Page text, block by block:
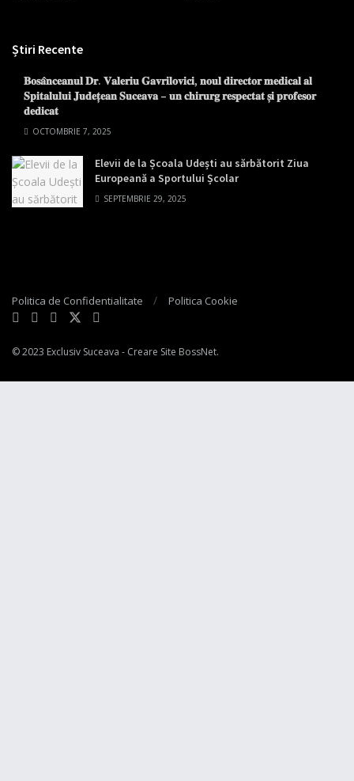
Știri Recente
𝐁𝐨𝐬𝐚̂𝐧𝐜𝐞𝐚𝐧𝐮𝐥 𝐃𝐫. 𝐕𝐚𝐥𝐞𝐫𝐢𝐮 𝐆𝐚𝐯𝐫𝐢𝐥𝐨𝐯𝐢𝐜𝐢, 𝐧𝐨𝐮𝐥 𝐝𝐢𝐫𝐞𝐜𝐭𝐨𝐫 𝐦𝐞𝐝𝐢𝐜𝐚𝐥 𝐚𝐥
𝐒𝐩𝐢𝐭𝐚𝐥𝐮𝐥𝐮𝐢 𝐉𝐮𝐝𝐞𝐭̦𝐞𝐚𝐧 𝐒𝐮𝐜𝐞𝐚𝐯𝐚 – 𝐮𝐧 𝐜𝐡𝐢𝐫𝐮𝐫𝐠 𝐫𝐞𝐬𝐩𝐞𝐜𝐭𝐚𝐭 𝐬̦𝐢 𝐩𝐫𝐨𝐟𝐞𝐬𝐨𝐫
𝐝𝐞𝐝𝐢𝐜𝐚𝐭
OCTOMBRIE 7, 2025
Elevii de la Școala Udești au sărbătorit Ziua
Europeană a Sportului Școlar
SEPTEMBRIE 29, 2025
Politica de Confidentialitate Politica Cookie
© 2023 Exclusiv Suceava - Creare Site BossNet.